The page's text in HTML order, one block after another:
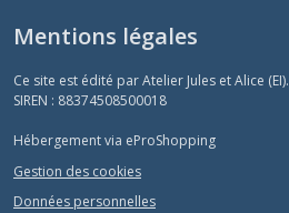
Mentions légales
Ce site est édité par Atelier Jules et Alice (EI).
SIREN : 88374508500018
Hébergement via eProShopping
Gestion des cookies
Données personnelles